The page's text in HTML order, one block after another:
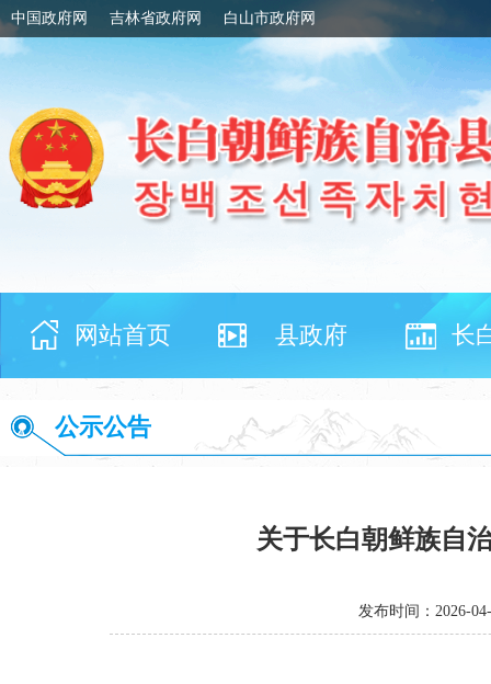
中国政府网 吉林省政府网 白山市政府网
网站首页 县政府 长
公示公告
关于长白朝鲜族自
发布时间：2026-